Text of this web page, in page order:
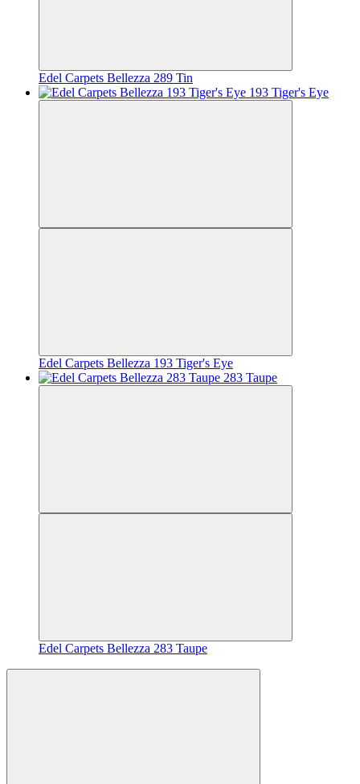
Edel Carpets Bellezza 289 Tin
Edel Carpets Bellezza 193 Tiger's Eye
Edel Carpets Bellezza 283 Taupe